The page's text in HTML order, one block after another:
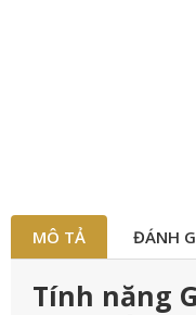
MÔ TẢ ĐÁNH
Tính năng